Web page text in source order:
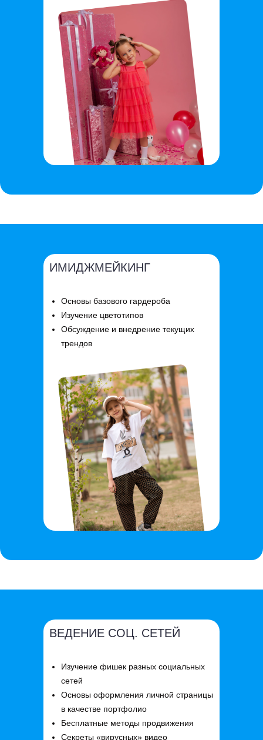
ИМИДЖМЕЙКИНГ
Основы базового гардероба
Изучение цветотипов
Обсуждение и внедрение текущих
трендов
ВЕДЕНИЕ СОЦ. СЕТЕЙ
Изучение фишек разных социальных
сетей
Основы оформления личной страницы
в качестве портфолио
Бесплатные методы продвижения
Секреты «вирусных» видео